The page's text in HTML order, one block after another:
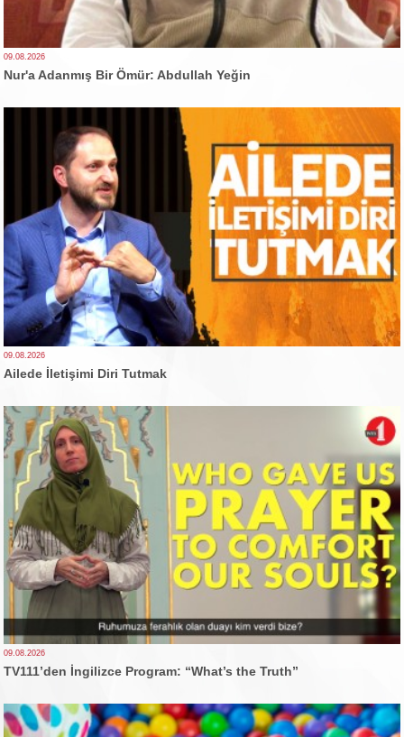
09.08.2026
Nur'a Adanmış Bir Ömür: Abdullah Yeğin
09.08.2026
Ailede İletişimi Diri Tutmak
09.08.2026
TV111’den İngilizce Program: “What’s the Truth”